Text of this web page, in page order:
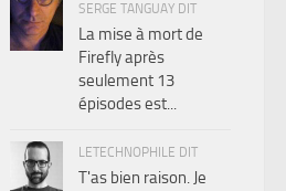
SERGE TANGUAY DIT
La mise à mort de
Firefly après
seulement 13
épisodes est...
LETECHNOPHILE DIT
T'as bien raison. Je